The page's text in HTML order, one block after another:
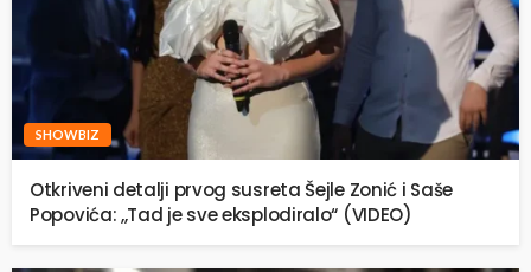
SHOWBIZ
Otkriveni detalji prvog susreta Šejle Zonić i Saše
Popovića: ,,Tad je sve eksplodiralo“ (VIDEO)